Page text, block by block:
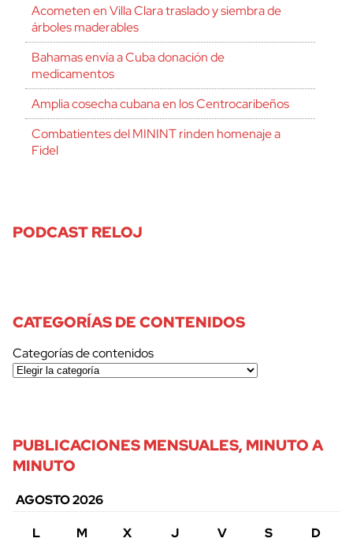
Acometen en Villa Clara traslado y siembra de
árboles maderables
Bahamas envía a Cuba donación de
medicamentos
Amplia cosecha cubana en los Centrocaribeños
Combatientes del MININT rinden homenaje a
Fidel
PODCAST RELOJ
CATEGORÍAS DE CONTENIDOS
Categorías de contenidos
PUBLICACIONES MENSUALES, MINUTO A
MINUTO
AGOSTO 2026
L
M X J V S
D